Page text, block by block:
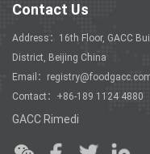
Contact Us
Address：16th Floor, GACC
District, Beijing China
Email：
Contact：+86-189 1124 4880
GACC Rimedi